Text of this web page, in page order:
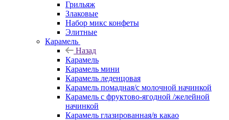
Грильяж
Злаковые
Набор микс конфеты
Элитные
Карамель
Назад
Карамель
Карамель мини
Карамель леденцовая
Карамель помадная/с молочной начинкой
Карамель с фруктово-ягодной /желейной
начинкой
Карамель глазированная/в какао